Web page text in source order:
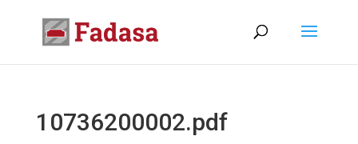
10736200002.pdf